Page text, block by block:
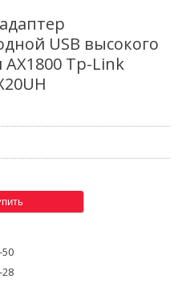
USB высокого
AX1800 Tp-Link
50
28